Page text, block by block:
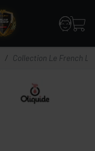
Collection Le French